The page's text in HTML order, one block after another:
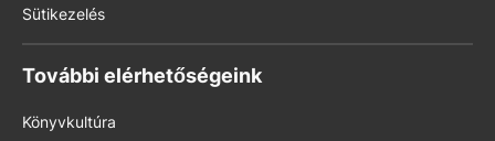
Sütikezelés
További elérhetőségeink
Könyvkultúra